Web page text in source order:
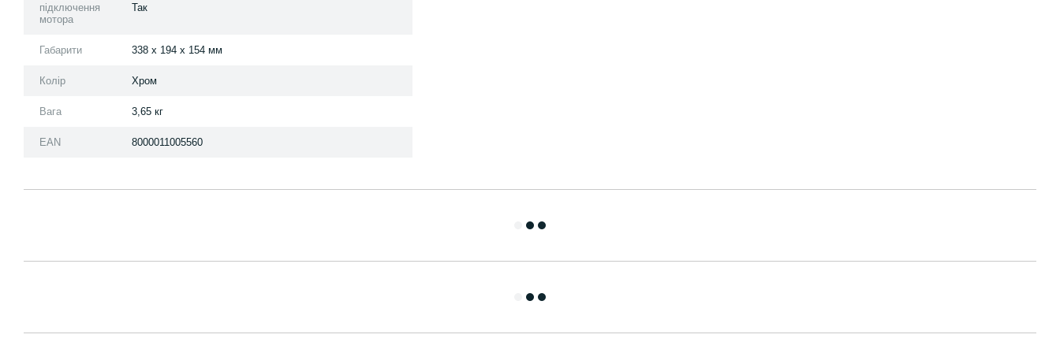
підключення
мотора
Так
Габарити 338 x 194 x 154 мм
Колір Хром
Вага 3,65 кг
EAN 8000011005560